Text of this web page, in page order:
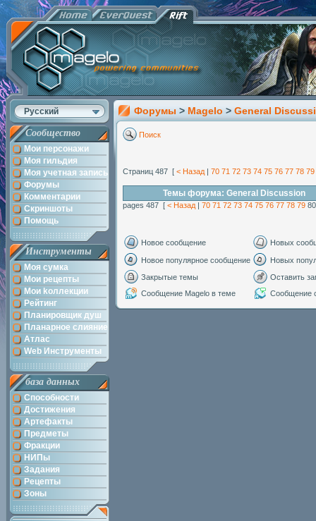
Русский
Сообщество
Мои персонажи
Моя гильдия
Моя учетная запись
Форумы
Комментарии
Скриншоты
Помощь
Инструменты
Моя сумка
Мои рецепты
Мои kоллекции
Рейтинг
Планировщик душ
Планарное слияние
Атлас
Web Инструменты
база данных
Способности
Достижения
Артефакты
Предметы
Фракции
НИПы
Задания
Рецепты
Зоны
Форумы > Magelo > General
Поиск
Страниц 487 [ < Назад | 70 71 72 73 74 75 76 77 78 79
Темы форума: General Discussion
pages 487 [ < Назад | 70 71 72 73 74 75 76 77 78 79
Новое сообщение Новых
Новое популярное сообщение
Новых
Закрытые темы
Оставить
Сообщение Magelo в теме
Сообщение